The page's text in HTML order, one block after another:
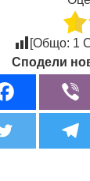
[Общо: 1
Сподели